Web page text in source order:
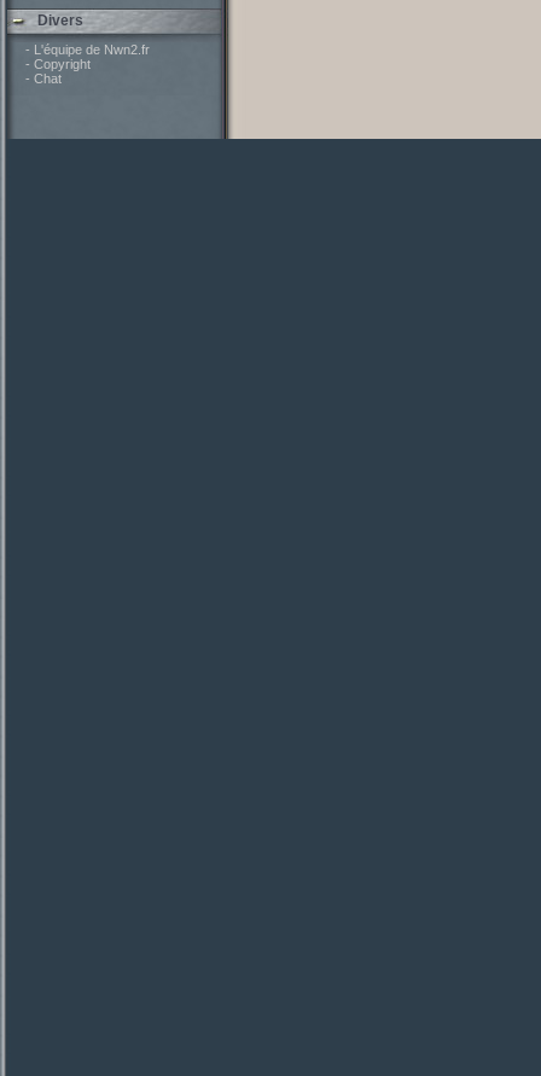
Divers
- L'équipe de Nwn2.fr
- Copyright
- Chat